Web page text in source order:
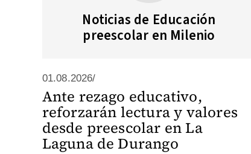
Noticias de Educación
preescolar en Milenio
01.08.2026/
Ante rezago educativo,
reforzarán lectura y valores
desde preescolar en La
Laguna de Durango